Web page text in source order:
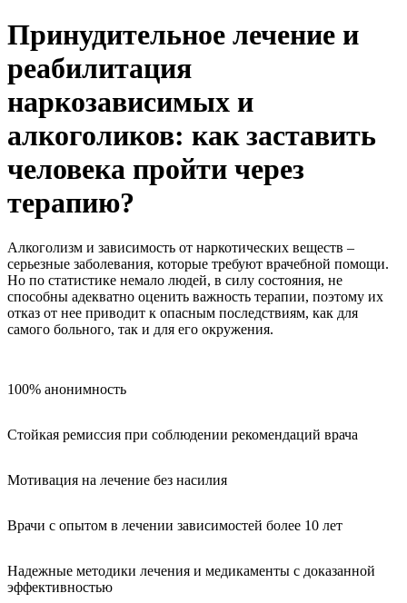
Принудительное лечение и
реабилитация
наркозависимых и
алкоголиков: как заставить
человека пройти через
терапию?
Алкоголизм и зависимость от наркотических веществ –
серьезные заболевания, которые требуют врачебной помощи.
Но по статистике немало людей, в силу состояния, не
способны адекватно оценить важность терапии, поэтому их
отказ от нее приводит к опасным последствиям, как для
самого больного, так и для его окружения.
100% анонимность
Стойкая ремиссия при соблюдении рекомендаций врача
Мотивация на лечение без насилия
Врачи с опытом в лечении зависимостей более 10 лет
Надежные методики лечения и медикаменты с доказанной
эффективностью